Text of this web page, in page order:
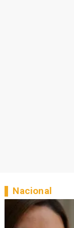
Nacional